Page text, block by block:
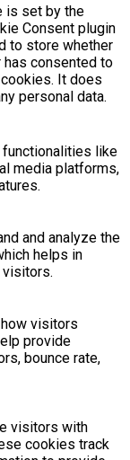
is set by the
Consent plugin
to store whether
has consented to
It does
personal data.
functionalities like
media platforms,
and analyze the
helps in
visitors
provide
bounce rate,
visitors with
cookies track